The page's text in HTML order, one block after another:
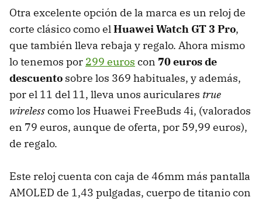
Otra excelente opción de la marca es un reloj de
corte clásico como elHuawei Watch GT 3 Pro,
que también lleva rebaja y regalo. Ahora mismo
lo tenemos por 299 euros con 70 euros de
descuento sobre los 369 habituales, y además,
por el 11 del 11, lleva unos auriculares true
wirelesscomo los Huawei FreeBuds 4i, (valorados
en 79 euros, aunque de oferta, por 59,99 euros),
de regalo.
Este reloj cuenta con caja de 46mm más pantalla
AMOLED de 1,43 pulgadas, cuerpo de titanio con